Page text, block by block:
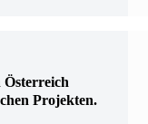
Projekten.